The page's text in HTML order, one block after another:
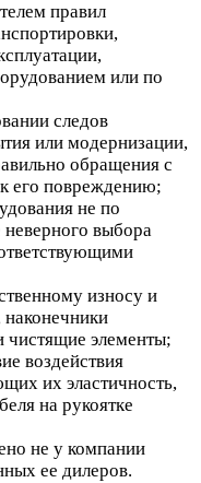
правил
или по
следов
или модернизации,
обращения с
его повреждению;
не по
неверного выбора
износу и
наконечники
чистящие элементы;
воздействия
их эластичность,
на рукоятке
не у компании
ее дилеров.